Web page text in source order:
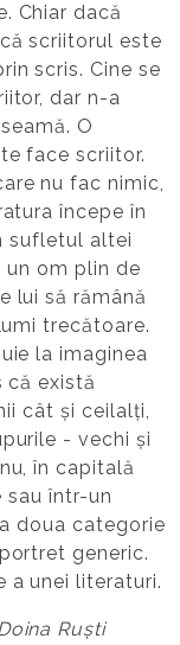
Chiar dacă
scriitorul este
scris. Cine se
dar n-a
O
face scriitor.
nu fac nimic,
începe în
sufletul altei
om plin de
lui să rămână
trecătoare.
la imaginea
că există
cât și ceilalți,
- vechi și
în capitală
sau într-un
doua categorie
generic.
a unei literaturi.
Ruști